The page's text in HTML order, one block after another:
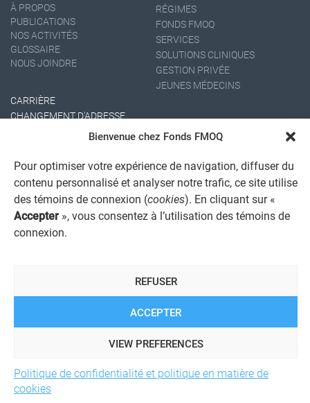
Bienvenue chez Fonds FMOQ
Pour optimiser votre expérience de navigation, diffuser du
contenu personnalisé et analyser notre trafic, ce site utilise
des témoins de connexion (cookies). En cliquant sur «
Accepter », vous consentez à l’utilisation des témoins de
connexion.
ACCEPTER
REFUSER
VIEW PREFERENCES
Politique de confidentialité et politique en matière de
cookies
À PROPOS
PUBLICATIONS
NOS ACTIVITÉS
GLOSSAIRE
NOUS JOINDRE
RÉGIMES
FONDS FMOQ
SERVICES
SOLUTIONS CLINIQUES
GESTION PRIVÉE
JEUNES MÉDECINS
CARRIÈRE
CHANGEMENT D'ADRESSE
AVIS JURIDIQUE GÉNÉRAL
POLITIQUE DE TRAITEMENT DES PLAINTES
REGISTRE DES CONFLITS D'INTÉRÊTS
© 2026 Société de services financiers Fonds FMOQ inc.
droits réservés.